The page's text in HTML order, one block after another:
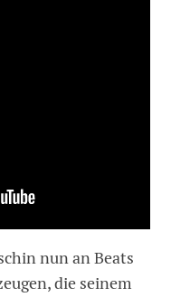
nun an Beats
die seinem